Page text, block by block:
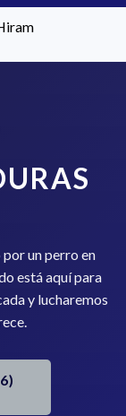
por un perro en
está aquí para
y lucharemos